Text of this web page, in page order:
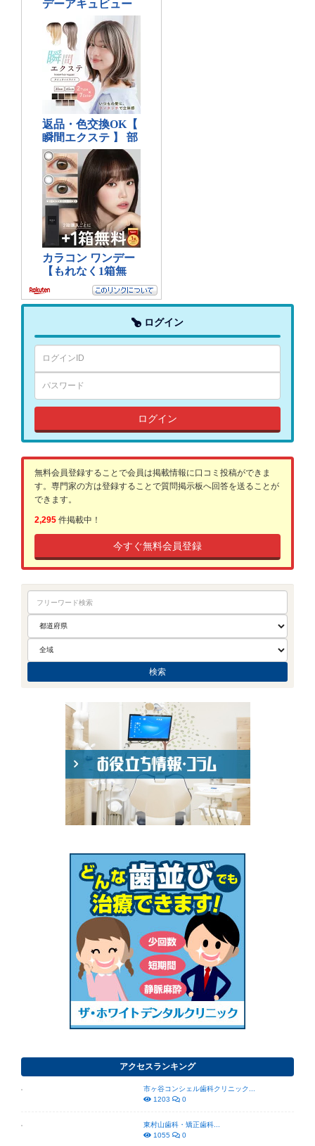
ログイン
ログイン
無料会員登録することで会員は掲載情報に口コミ投稿ができま
す。専門家の方は登録することで質問掲示板へ回答を送ることが
できます。
2,295 件掲載中！
今すぐ無料会員登録
アクセスランキング
市ヶ谷コンシェル歯科クリニック...
1203
0
東村山歯科・矯正歯科...
1055
0